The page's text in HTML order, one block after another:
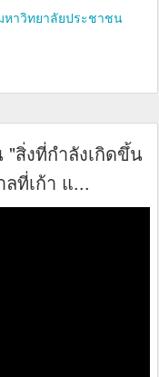
หาวิทยาลัยประชาชน
สิ่งที่กำลังเกิดขึ้น
ที่เก้า แ...